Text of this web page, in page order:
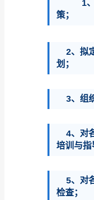
1、
策；
2、拟
划；
3、组
4、对
培训与指
5、对
检查；